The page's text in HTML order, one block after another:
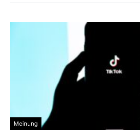
Meinung